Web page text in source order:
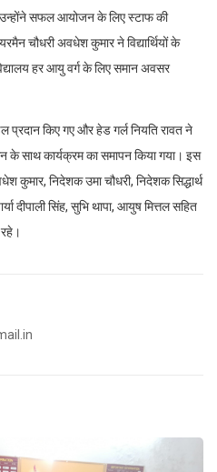
सफल आयोजन के लिए स्टाफ की
चौधरी अवधेश कुमार ने विद्यार्थियों के
हर आयु वर्ग के लिए समान अवसर
प्रदान किए गए और हेड गर्ल नियति रावत ने
के साथ कार्यक्रम का समापन किया गया। इस
कुमार, निदेशक उमा चौधरी, निदेशक सिद्धार्थ
दीपाली सिंह, सुभि थापा, आयुष मित्तल सहित